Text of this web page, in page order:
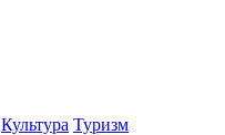
Культура Туризм